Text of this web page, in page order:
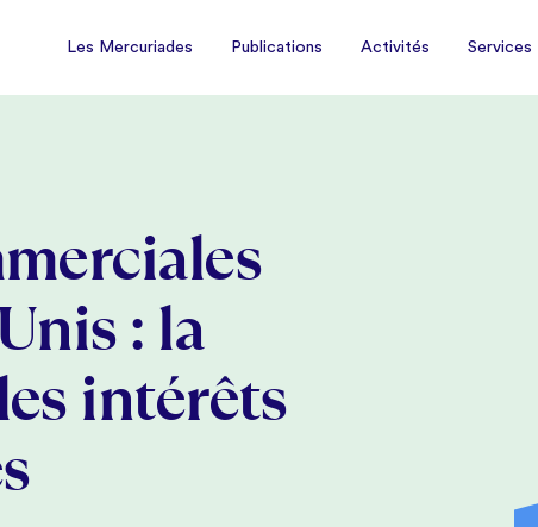
Les Mercuriades
Publications
Activités
Services
: la
intérêts